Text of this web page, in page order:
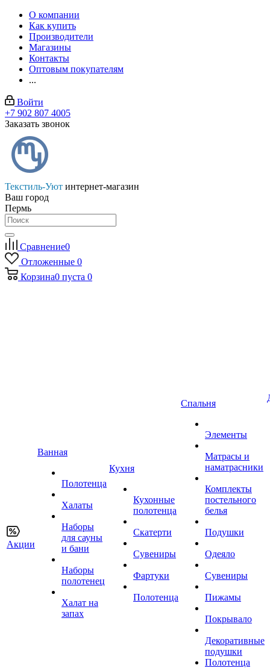
О компании
Как купить
Производители
Магазины
Контакты
Оптовым покупателям
...
Войти
+7 902 807 4005
Заказать звонок
Текстиль-Уют интернет-магазин
Ваш город
Пермь
Сравнение0
Отложенные 0
Корзина0 пуста 0
Акции
Ванная
Полотенца
Халаты
Наборы
для сауны
и бани
Наборы
полотенец
Халат на
запах
Кухня
Кухонные
полотенца
Скатерти
Сувениры
Фартуки
Полотенца
Спальня
Элементы
Матрасы и
наматрасники
Комплекты
постельного
белья
Подушки
Одеяло
Сувениры
Пижамы
Покрывало
Декоративные
подушки
Полотенца